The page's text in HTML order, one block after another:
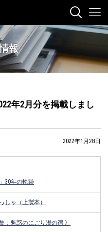
報
年2月分を掲載しまし
2022年1月28日
30年の軌跡
しゃ（上製本）
魅惑のにごり湯の宿 》